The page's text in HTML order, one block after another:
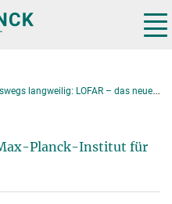
LOFAR – das neue Software-Teleskop für Radiowellen
Planck-Institut für